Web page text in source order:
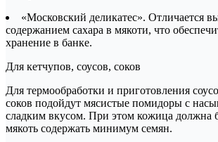
«Московский деликатес». Отличается
содержанием сахара в мякоти, что
хранение в банке.
Для кетчупов, соусов, соков
Для термообработки и приготовления
соков подойдут мясистые помидоры с
сладким вкусом. При этом кожица должна
мякоть содержать минимум семян.